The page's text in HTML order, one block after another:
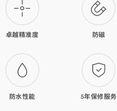
卓越精准度 防磁
防水性能 5年保修服务